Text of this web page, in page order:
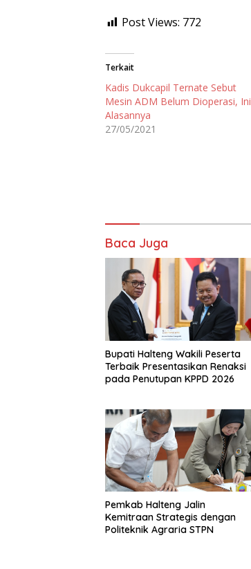
Post Views: 772
Terkait
Kadis Dukcapil Ternate Sebut
Mesin ADM Belum Dioperasi, Ini
Alasannya
27/05/2021
Baca Juga
Bupati Halteng Wakili Peserta
Terbaik Presentasikan Renaksi
pada Penutupan KPPD 2026
Pemkab Halteng Jalin
Kemitraan Strategis dengan
Politeknik Agraria STPN